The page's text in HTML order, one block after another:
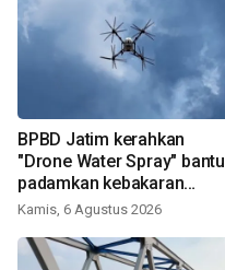
BPBD Jatim kerahkan
"Drone Water Spray" bantu
padamkan kebakaran
Bromo
Kamis, 6 Agustus 2026